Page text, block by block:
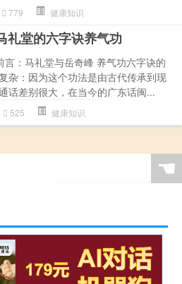
779 健康知识
礼堂的六字诀养气功
言：马礼堂与岳奇峰 养气功六字诀的
杂：因为这个功法是由古代传承到现
话差别很大，在当今的广东话闽...
525 健康知识
☚